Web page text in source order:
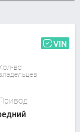
VIN
во